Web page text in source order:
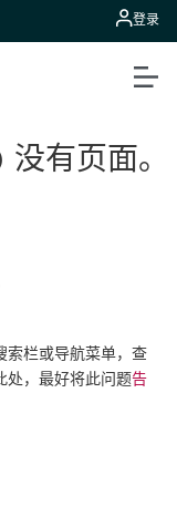
登录
有页面。
索栏或导航菜单，查
处，最好将此问题告